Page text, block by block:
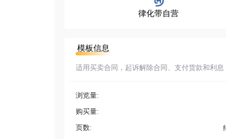
律化带自营
模板信息
适用买卖合同，起诉解除合同、支付货款和利息
浏览量:
购买量:
页数: